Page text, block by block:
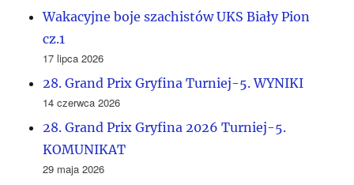
Wakacyjne boje szachistów UKS Biały Pion
cz.1
17 lipca 2026
28. Grand Prix Gryfina Turniej-5. WYNIKI
14 czerwca 2026
28. Grand Prix Gryfina 2026 Turniej-5.
KOMUNIKAT
29 maja 2026